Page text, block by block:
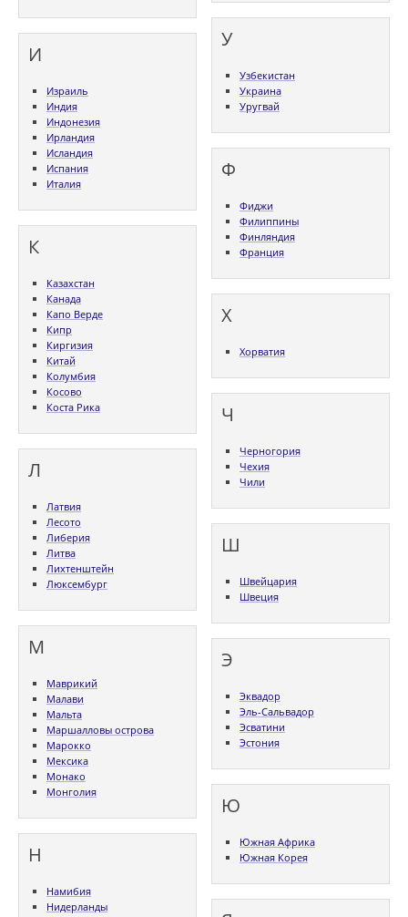
И
Израиль
Индия
Индонезия
Ирландия
Исландия
Испания
Италия
К
Казахстан
Канада
Капо Верде
Кипр
Киргизия
Китай
Колумбия
Косово
Коста Рика
Л
Латвия
Лесото
Либерия
Литва
Лихтенштейн
Люксембург
М
Маврикий
Малави
Мальта
Маршалловы острова
Марокко
Мексика
Монако
Монголия
Н
Намибия
Нидерланды
У
Узбекистан
Украина
Уругвай
Ф
Фиджи
Филиппины
Финляндия
Франция
Х
Хорватия
Ч
Черногория
Чехия
Чили
Ш
Швейцария
Швеция
Э
Эквадор
Эль-Сальвадор
Эсватини
Эстония
Ю
Южная Африка
Южная Корея